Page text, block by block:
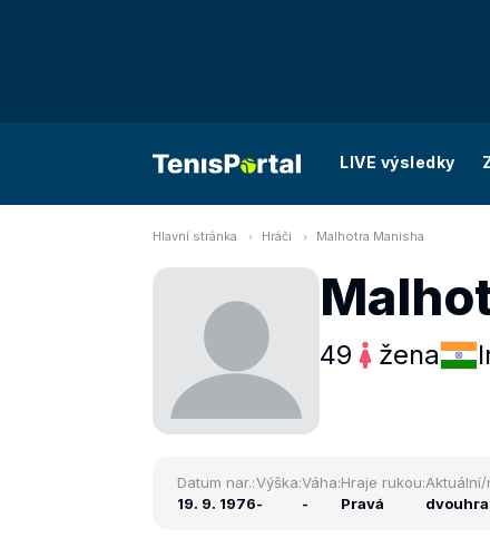
LIVE výsledky
Hlavní stránka Hráči Malhotra Manisha
49 žena
Datum nar.:
19. 9. 1976
Výška:
-
Váha:
-
Hraje rukou:
Pravá
Aktuální/